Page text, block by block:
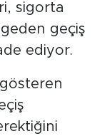
sigorta
geçiş
ediyor.